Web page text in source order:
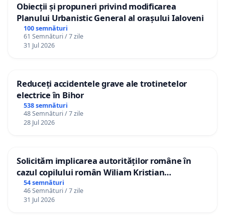
Obiecții și propuneri privind modificarea
Planului Urbanistic General al orașului Ialoveni
100 semnături
61 Semnături / 7 zile
31 Jul 2026
Reduceți accidentele grave ale trotinetelor
electrice în Bihor
538 semnături
48 Semnături / 7 zile
28 Jul 2026
Solicităm implicarea autorităților române în
cazul copilului român Wiliam Kristian
Gheorghe, aflat în plasament în Danemarca de
12 ani
54 semnături
46 Semnături / 7 zile
31 Jul 2026